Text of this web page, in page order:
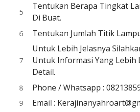
Tentukan Berapa Tingkat
Di Buat.
Tentukan Jumlah Titik
Untuk Lebih Jelasnya
Untuk Informasi Yang Lebih
Detail.
Phone / Whatsapp :
Email :